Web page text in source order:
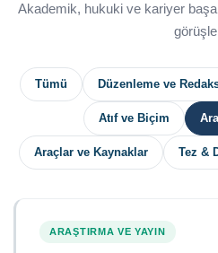
Akademik, hukuki ve kariyer
Tümü Düzenleme ve
Atıf ve Biçim
Araçlar ve Kaynaklar Tez &
ARAŞTIRMA VE YAYIN